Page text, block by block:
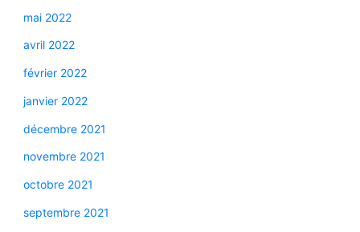
mai 2022
avril 2022
février 2022
janvier 2022
décembre 2021
novembre 2021
octobre 2021
septembre 2021